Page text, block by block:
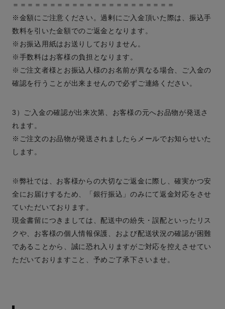
＝＝＝＝＝＝＝＝＝＝＝＝＝＝＝＝＝＝＝＝＝＝
※金額にご注意ください。過剰にご入金頂いた際は、振込手
数料を引いた金額でのご返金となります。
※お振込用紙はお送りしておりません。
※手数料はお客様の負担となります。
※ご注文者様とお振込人様のお名前が異なる場合、ご入金の
確認を行うことが出来ませんので必ずご連絡ください。
3）ご入金の確認が出来次第、お客様の元へお品物が発送さ
れます。
※ご注文のお品物が発送されましたらメールでお知らせいた
します。
※弊社では、お客様からの大切なご返金に際し、確実かつ安
全にお届けするため、「銀行振込」のみにて返金対応をさせ
ていただいております。
現金書留につきましては、配送中の紛失・誤配といったリス
クや、お客様の個人情報保護、および配送状況の確認が困難
であることから、誠に恐れ入りますがご対応を控えさせてい
ただいておりますこと、予めご了承下さいませ。